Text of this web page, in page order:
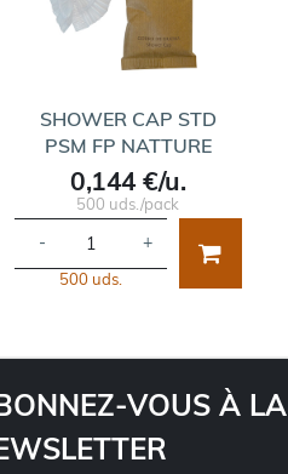
SHOWER CAP STD
PSM FP NATTURE
0,144 €/u.
500 uds./pack
- +
500 uds.
VOUS À LA